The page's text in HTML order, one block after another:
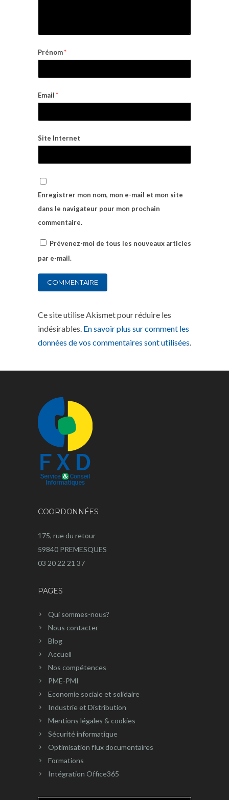
Prénom*
Email*
Site Internet
Enregistrer mon nom, mon e-mail et mon site
dans le navigateur pour mon prochain
commentaire.
Prévenez-moi de tous les nouveaux articles
par e-mail.
Ce site utilise Akismet pour réduire les
indésirables. En savoir plus sur comment les
données de vos commentaires sont utilisées.
COORDONNÉES
175, rue du retour
59840 PREMESQUES
03 20 22 21 37
PAGES
Qui sommes-nous?
Nous contacter
Blog
Accueil
Nos compétences
PME-PMI
Economie sociale et solidaire
Industrie et Distribution
Mentions légales & cookies
Sécurité informatique
Optimisation flux documentaires
Formations
Intégration Office365